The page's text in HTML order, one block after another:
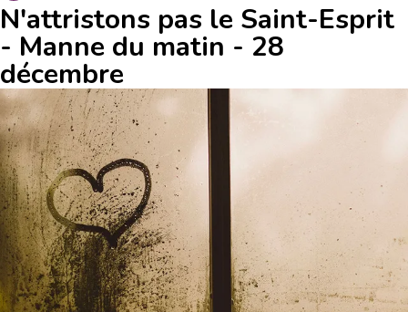
N'attristons pas le Saint-Esprit
- Manne du matin - 28
décembre